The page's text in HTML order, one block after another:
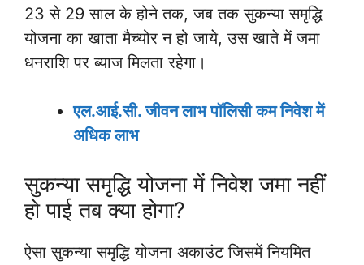
23 से 29 साल के होने तक, जब तक सुकन्या समृद्धि
योजना का खाता मैच्योर न हो जाये, उस खाते में जमा
धनराशि पर ब्याज मिलता रहेगा।
एल.आई.सी. जीवन लाभ पॉलिसी कम निवेश में
अधिक लाभ
सुकन्या समृद्धि योजना में निवेश जमा नहीं
हो पाई तब क्या होगा?
ऐसा सुकन्या समृद्धि योजना अकाउंट जिसमें नियमित